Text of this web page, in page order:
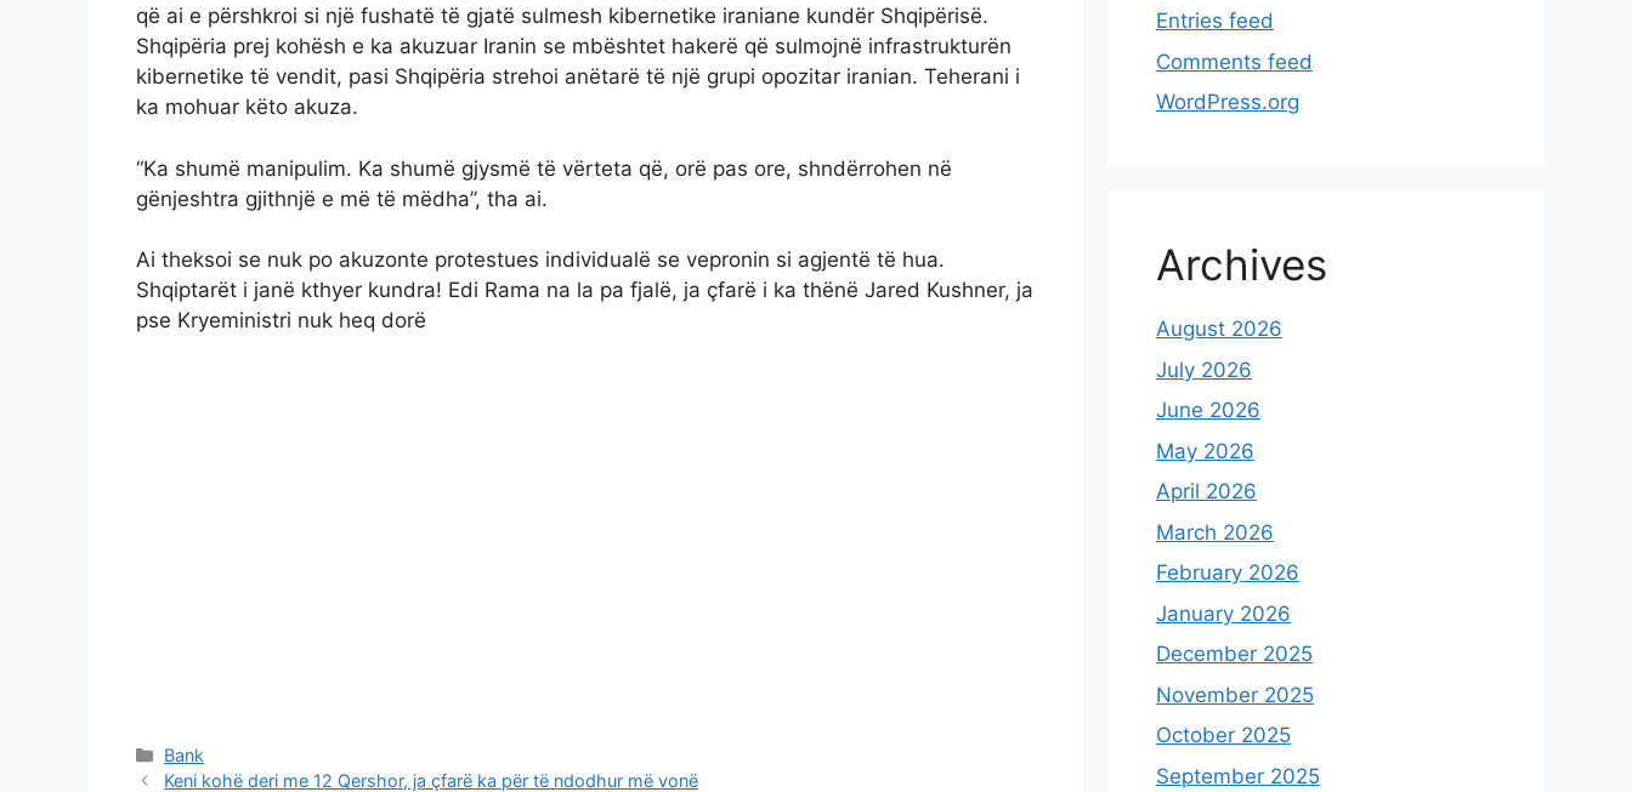
që ai e përshkroi si një fushatë të gjatë sulmesh kibernetike iraniane kundër Shqipërisë.
Shqipëria prej kohësh e ka akuzuar Iranin se mbështet hakerë që sulmojnë infrastrukturën
kibernetike të vendit, pasi Shqipëria strehoi anëtarë të një grupi opozitar iranian. Teherani i
ka mohuar këto akuza.
“Ka shumë manipulim. Ka shumë gjysmë të vërteta që, orë pas ore, shndërrohen në
gënjeshtra gjithnjë e më të mëdha”, tha ai.
Ai theksoi se nuk po akuzonte protestues individualë se vepronin si agjentë të hua.
Shqiptarët i janë kthyer kundra! Edi Rama na la pa fjalë, ja çfarë i ka thënë Jared Kushner, ja
pse Kryeministri nuk heq dorë
Categories
Bank
Keni kohë deri me 12 Qershor, ja çfarë ka për të ndodhur më vonë
Entries feed
Comments feed
WordPress.org
Archives
August 2026
July 2026
June 2026
May 2026
April 2026
March 2026
February 2026
January 2026
December 2025
November 2025
October 2025
September 2025